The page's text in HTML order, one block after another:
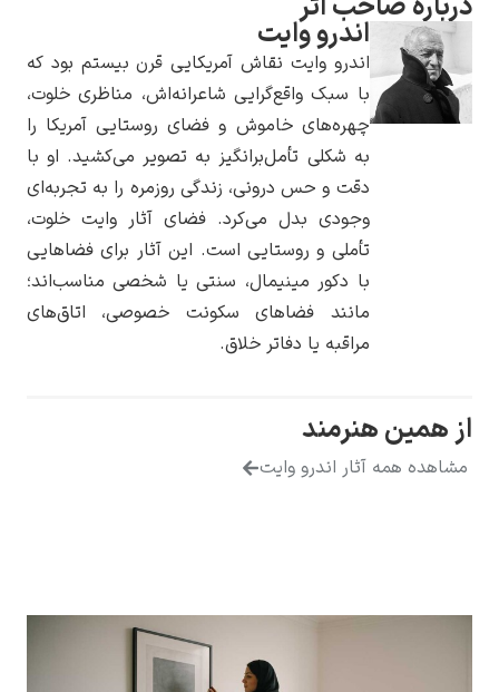
اندرو وایت
اندرو وایت نقاش آمریکایی قرن بیستم بود که
با سبک واقع‌گرایی شاعرانه‌اش، مناظری خلوت،
چهره‌های خاموش و فضای روستایی آمریکا را
به شکلی تأمل‌برانگیز به تصویر می‌کشید. او با
دقت و حس درونی، زندگی روزمره را به تجربه‌ای
وجودی بدل می‌کرد. فضای آثار وایت خلوت،
تأملی و روستایی است. این آثار برای فضاهایی
با دکور مینیمال، سنتی یا شخصی مناسب‌اند؛
مانند فضاهای سکونت خصوصی، اتاق‌های
مراقبه یا دفاتر خلاق.
هنرمند
آثار اندرو وایت